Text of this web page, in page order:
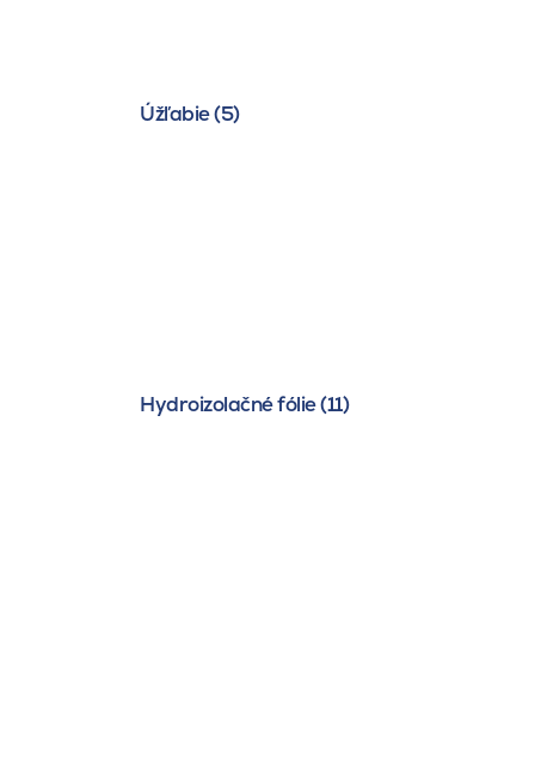
Úžľabie (5)
Hydroizolačné fólie (11)